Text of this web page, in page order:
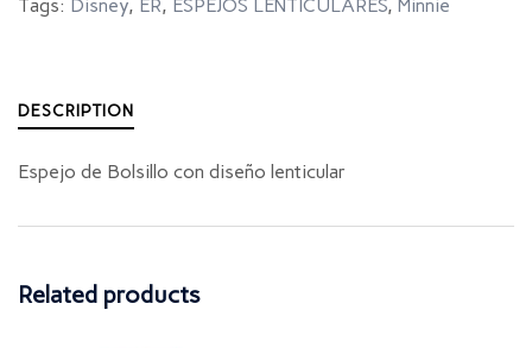
Tags: Disney, ER, ESPEJOS LENTICULARES, Minnie
DESCRIPTION
Espejo de Bolsillo con diseño lenticular
Related products